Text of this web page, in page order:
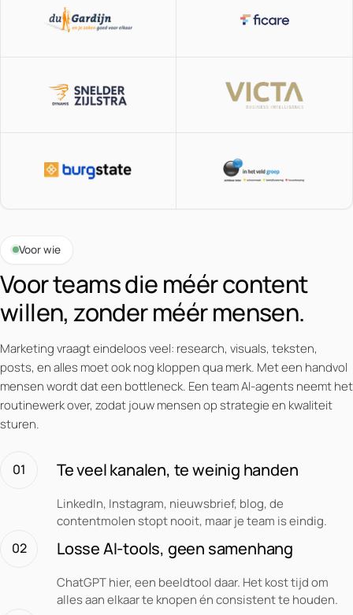
Voor wie
Voor teams die méér content
willen, zonder méér mensen.
Marketing vraagt eindeloos veel: research, visuals, teksten,
posts, en alles moet ook nog kloppen qua merk. Met een handvol
mensen wordt dat een bottleneck. Een team AI-agents neemt het
routinewerk over, zodat jouw mensen op strategie en kwaliteit
sturen.
01 Te veel kanalen, te weinig handen
LinkedIn, Instagram, nieuwsbrief, blog, de
contentmolen stopt nooit, maar je team is eindig.
02 Losse AI-tools, geen samenhang
ChatGPT hier, een beeldtool daar. Het kost tijd om
alles aan elkaar te knopen én consistent te houden.